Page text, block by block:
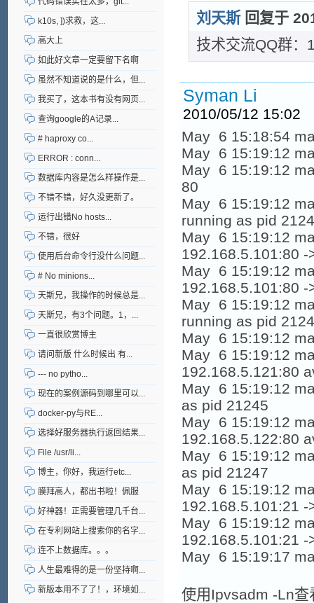
刘天斯回复于
技术交流QQ群：
Syman Li
2010/05/12 15:02
May 6 15:18:54
May 6 15:19:12
May 6 15:19:12
80
May 6 15:19:12
running as pid
May 6 15:19:12
192.168.5.101:80
May 6 15:19:12
192.168.5.101:80
May 6 15:19:12
running as pid
May 6 15:19:12
May 6 15:19:12
192.168.5.121:80
May 6 15:19:12
as pid 21245
May 6 15:19:12
192.168.5.122:80
May 6 15:19:12
as pid 21247
May 6 15:19:12
192.168.5.101:21
May 6 15:19:12
192.168.5.101:21
May 6 15:19:17
使用Ipvsadm -Ln查
k10s, ])求救，这...
高大上
如此好文章一定要留下名啊
虽然不知道说的是什么，但...
我买了，这本书有没有网页...
查询google的A记录...
# haproxy co...
ERROR : conn...
数据库内容是怎么样操作是...
不错不错，好久没更新了。
运行出错No hosts...
不错，很好
使用后台命令行没什么问题...
# No minions...
天斯兄，我操作的时候总是...
天斯兄，有3个问题。1，...
一直很欣赏博主
请问新版 什么时候出 有...
--- no pytho...
现在的案例源码到哪里可以...
docker-py与RE...
选择好服务器执行返回结果...
File /usr/li...
博主，你好，我运行etc...
膜拜高人，都出书啦！佩服
好神器！正需要管理几千台...
在专利网站上搜索你的名字...
连不上数据库。。。
人生最难得的是一份坚持啊...
新版本用不了了！，环境如...